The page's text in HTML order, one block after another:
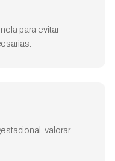
para evitar
valorar